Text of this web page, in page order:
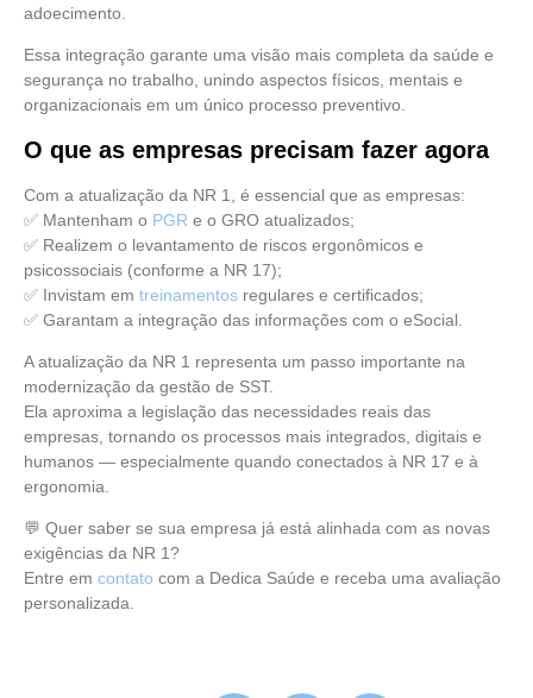
adoecimento.
Essa integração garante uma visão mais completa da saúde e
segurança no trabalho, unindo aspectos físicos, mentais e
organizacionais em um único processo preventivo.
O que as empresas precisam fazer agora
Com a atualização da NR 1, é essencial que as empresas:
✅ Mantenham o PGR e o GRO atualizados;
✅ Realizem o levantamento de riscos ergonômicos e
psicossociais (conforme a NR 17);
✅ Invistam em treinamentos regulares e certificados;
✅ Garantam a integração das informações com o eSocial.
A atualização da NR 1 representa um passo importante na
modernização da gestão de SST.
Ela aproxima a legislação das necessidades reais das
empresas, tornando os processos mais integrados, digitais e
humanos — especialmente quando conectados à NR 17 e à
ergonomia.
💬 Quer saber se sua empresa já está alinhada com as novas
exigências da NR 1?
Entre em contato com a Dedica Saúde e receba uma avaliação
personalizada.